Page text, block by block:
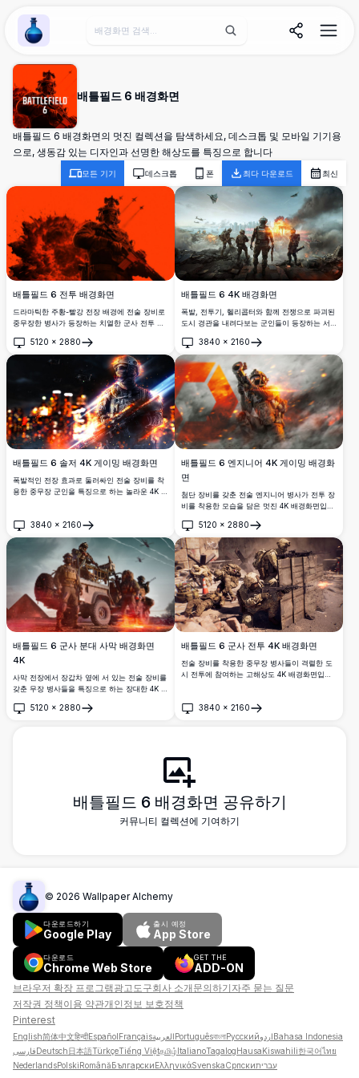
Wallpaper Alchemy
배틀필드 6 배경화면
배틀필드 6 배경화면의 멋진 컬렉션을 탐색하세요, 데스크톱 및 모바일 기기용
으로, 생동감 있는 디자인과 선명한 해상도를 특징으로 합니다
모든 기기 데스크톱 폰 최다 다운로드 최신
배틀필드 6 전투 배경화면
드라마틱한 주황-빨강 전장 배경에 전술 장비로
중무장한 병사가 등장하는 치열한 군사 전투 장
적인 액션을 선보이는 고해상도 4K 게이밍 배경
화면으로 게임 애호가들에게 완벽합니다.
5120 × 2880
열기
배틀필드 6 4K 배경화면
폭발, 전투기, 헬리콥터와 함께 전쟁으로 파괴된
도시 경관을 내려다보는 군인들이 등장하는 서
놀라운 시각 효과, 연기, 그리고 도시 경관 전체
의 파괴와 함께 치열한 전장 액션을 포착합니다.
3840 × 2160
열기
배틀필드 6 솔저 4K 게이밍 배경화면
폭발적인 전장 효과로 둘러싸인 전술 장비를 착
용한 중무장 군인을 특징으로 하는 놀라운 4K 배
에게 완벽한 군사 전투 미학을 선보입니다.
3840 × 2160
열기
배틀필드 6 엔지니어 4K 게이밍 배경화
면
첨단 장비를 갖춘 전술 엔지니어 병사가 전투 장
비를 착용한 모습을 담은 멋진 4K 배경화면입니
적인 전장 배경으로 설정되어 게이밍 애호가와
밀리터리 액션 팬들에게 완벽합니다.
5120 × 2880
열기
배틀필드 6 군사 분대 사막 배경화면
4K
사막 전장에서 장갑차 옆에 서 있는 전술 장비를
갖춘 무장 병사들을 특징으로 하는 장대한 4K 군
니고 폭발이 극적인 풍경을 밝히며, 게임 애호가
5120 × 2880
열기
배틀필드 6 군사 전투 4K 배경화면
전술 장비를 착용한 중무장 병사들이 격렬한 도
시 전투에 참여하는 고해상도 4K 배경화면입니
경에서 무기를 발사하는 모습을 세밀한 텍스처
3840 × 2160
열기
배틀필드 6 배경화면 공유하기
커뮤니티 컬렉션에 기여하기
© 2026 Wallpaper Alchemy
다운로드하기
Google Play
출시 예정
App Store
다운로드
Chrome Web Store
GET THE
ADD-ON
브라우저 확장 프로그램광고도구회사 소개문의하기 자주 묻는 질문
저작권 정책이용 약관개인정보 보호정책
Pinterest
English简体中文हिन्दीEspañol Françaisالعربية PortuguêsবাংলাРусскийاردو Bahasa Indonesia
فارسی Deutsch 日本語TürkçeTiếng Việtதமிழ் ItalianoTagalog Hausa Kiswahili한국어ไทย
NederlandsPolski Română Български ΕλληνικάSvenskaСрпскиעברית